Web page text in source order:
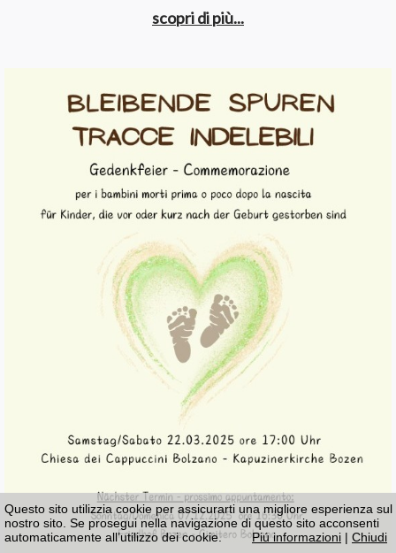
scopri di più...
Questo sito utilizzia cookie per assicurarti una migliore esperienza sul
nostro sito. Se prosegui nella navigazione di questo sito acconsenti
automaticamente all’utilizzo dei cookie.
Piú informazioni | Chiudi